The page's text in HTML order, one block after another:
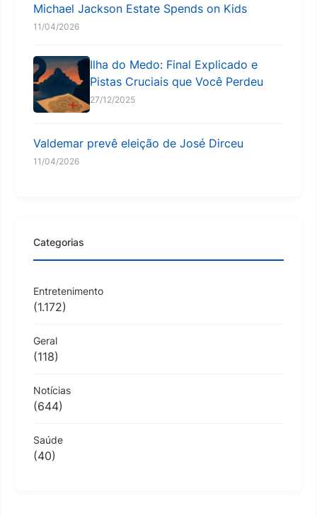
Michael Jackson Estate Spends on Kids
11/04/2026
Ilha do Medo: Final Explicado e
Pistas Cruciais que Você Perdeu
27/12/2025
Valdemar prevê eleição de José Dirceu
11/04/2026
Categorias
Entretenimento
(1.172)
Geral
(118)
Notícias
(644)
Saúde
(40)